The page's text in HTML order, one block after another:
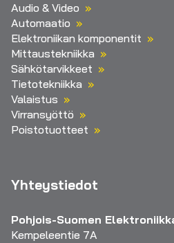
Audio & Video
Automaatio
Elektroniikan komponentit
Mittaustekniikka
Sähkötarvikkeet
Tietotekniikka
Valaistus
Virransyöttö
Poistotuotteet
Yhteystiedot
Pohjois-Suomen
Kempeleentie 7A